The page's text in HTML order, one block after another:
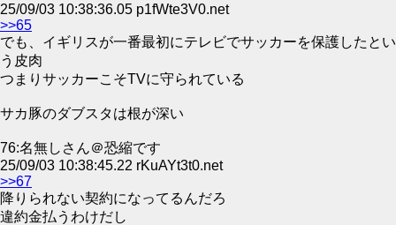
25/09/03 10:38:36.05 p1fWte3V0.net
>>65
でも、イギリスが一番最初にテレビでサッカーを保護したとい
う皮肉
つまりサッカーこそTVに守られている
サカ豚のダブスタは根が深い
76:名無しさん＠恐縮です
25/09/03 10:38:45.22 rKuAYt3t0.net
>>67
降りられない契約になってるんだろ
違約金払うわけだし